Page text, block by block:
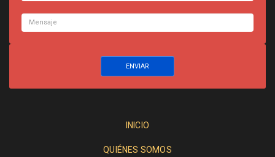
INICIO
QUIÉNES SOMOS